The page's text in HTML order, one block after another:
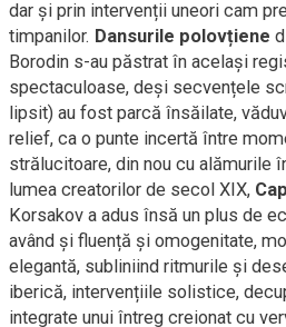
dar și prin intervenții uneori cam
timpanilor. Dansurile polovțiene
Borodin s-au păstrat în același
spectaculoase, deși secvențele
lipsit) au fost parcă însăilate,
relief, ca o punte incertă între
strălucitoare, din nou cu alămurile
lumea creatorilor de secol XIX,
Korsakov a adus însă un plus de
având și fluență și omogenitate,
elegantă, subliniind ritmurile și
iberică, intervențiile solistice,
integrate unui întreg creionat cu